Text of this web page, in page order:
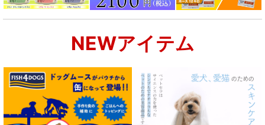
NEWアイテム